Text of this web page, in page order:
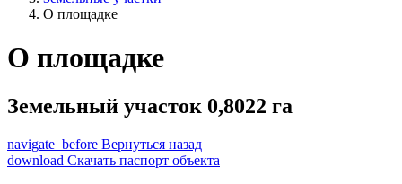
О площадке
О площадке
Земельный участок 0,8022 га
navigate_before Вернуться назад
download Скачать паспорт объекта